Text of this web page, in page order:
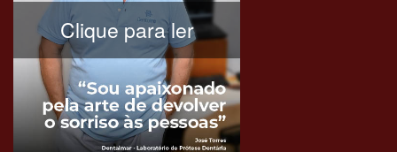
Clique para ler